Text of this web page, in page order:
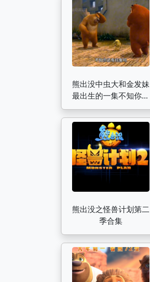
熊出没中虫大和金发妹
最出生的一集不知你还
有印象吗？
熊出没之怪兽计划第二
季合集